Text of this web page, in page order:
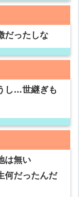
だったしな
し…世継ぎも
は無い
何だったんだ